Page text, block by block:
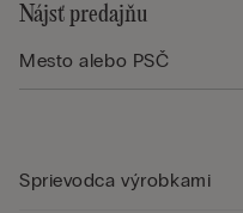
Nájsť predajňu
Sprievodca výrobkami